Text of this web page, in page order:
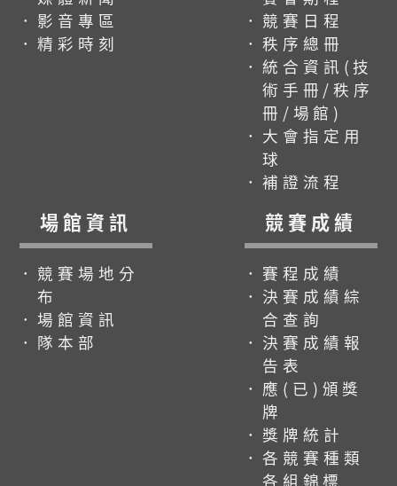
．影音專區
．精彩時刻
．競賽日程
．秩序總冊
．統合資訊(技
術手冊/秩序
冊/場館)
．大會指定用
球
．補證流程
場館資訊
．競賽場地分
布
．場館資訊
．隊本部
競賽成績
．賽程成績
．決賽成績綜
合查詢
．決賽成績報
告表
．應(已)頒獎
牌
．獎牌統計
．各競賽種類
各組錦標